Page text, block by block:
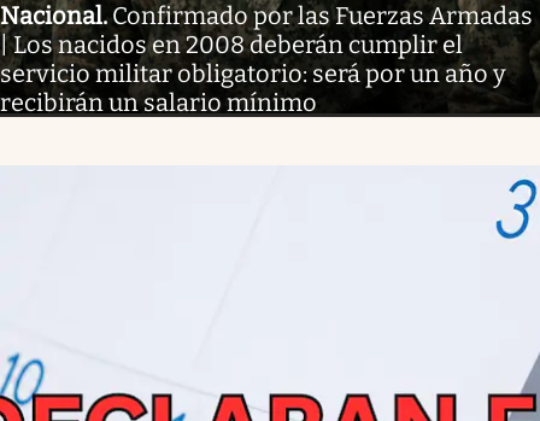
Nacional. Confirmado por las Fuerzas Armadas
| Los nacidos en 2008 deberán cumplir el
servicio militar obligatorio: será por un año y
recibirán un salario mínimo